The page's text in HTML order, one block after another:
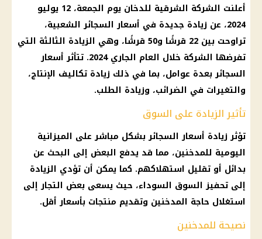
أعلنت الشركة الشرقية للدخان يوم الجمعة، 12 يوليو
2024، عن زيادة جديدة في أسعار السجائر الشعبية،
تراوحت بين 22 قرشًا و50 قرشًا، وهي الزيادة الثالثة التي
تفرضها الشركة خلال العام الجاري 2024. تتأثر أسعار
السجائر بعدة عوامل، بما في ذلك زيادة تكاليف الإنتاج،
والتغيرات في الضرائب، وزيادة الطلب.
تأثير الزيادة على السوق
تؤثر زيادة أسعار السجائر بشكل مباشر على الميزانية
اليومية للمدخنين، مما قد يدفع البعض إلى البحث عن
بدائل أو تقليل استهلاكهم. كما يمكن أن تؤدي الزيادة
إلى تحفيز السوق السوداء، حيث يسعى بعض التجار إلى
استغلال حاجة المدخنين وتقديم منتجات بأسعار أقل.
نصيحة للمدخنين